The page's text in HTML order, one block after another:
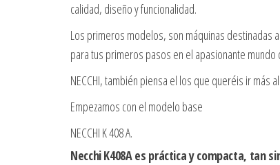
calidad, diseño y funcionalidad.
Los primeros modelos, son máquinas destinadas
para tus primeros pasos en el apasionante
NECCHI, también piensa el los que queréis ir
Empezamos con el modelo base
NECCHI K 408 A.
Necchi K408A es práctica y compacta, tan